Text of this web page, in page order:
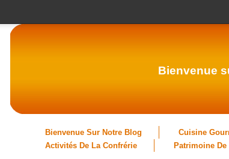
Bienvenue
Bienvenue Sur Notre Blog Cuisine
Activités De La Confrérie
Patrimoine